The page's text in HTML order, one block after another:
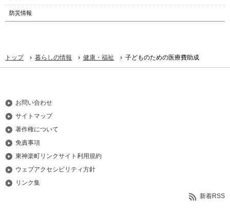
防災情報
トップ › 暮らしの情報 › 健康・福祉 › 子どものための医療費助成
お問い合わせ
サイトマップ
著作権について
免責事項
東神楽町リンクサイト利用規約
ウェブアクセシビリティ方針
リンク集
新着RSS